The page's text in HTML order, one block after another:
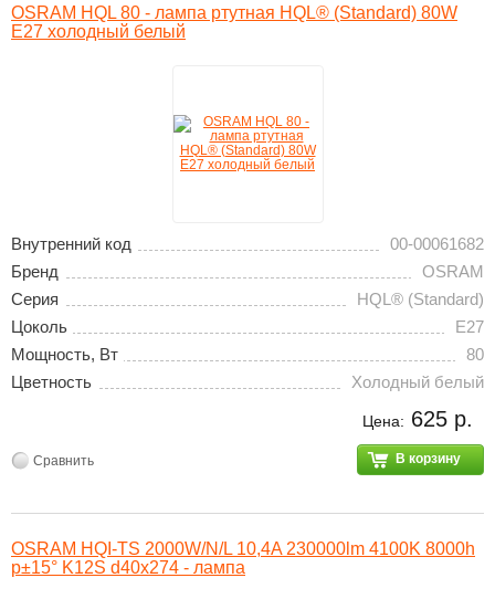
OSRAM HQL 80 - лампа ртутная HQL® (Standard) 80W
E27 холодный белый
Внутренний код
00-00061682
Бренд
OSRAM
Серия
HQL® (Standard)
Цоколь
E27
Мощность, Вт
80
Цветность
Холодный белый
Цена: 625 р.
В корзину
Сравнить
OSRAM HQI-TS 2000W/N/L 10,4A 230000lm 4100K 8000h
p±15° K12S d40x274 - лампа